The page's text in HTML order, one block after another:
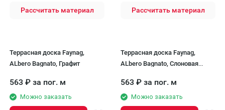
Рассчитать материал Рассчитать материал
Террасная доска Faynag,
ALbero Bagnato, Графит
563 ₽ за пог. м
Можно заказать
Террасная доска Faynag,
ALbero Bagnato, Слоновая
563 ₽ за пог. м
Можно заказать